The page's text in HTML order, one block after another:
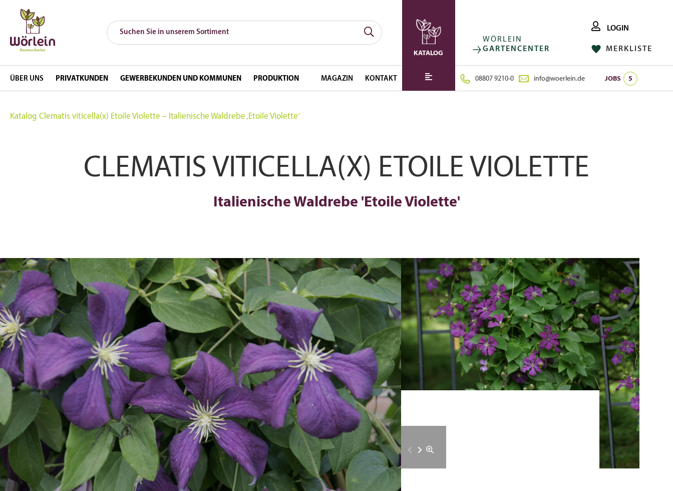
KATALOG
ÜBER UNS PRIVATKUNDEN GEWERBEKUNDEN UND KOMMUNEN PRODUKTION MAGAZIN KONTAKT
WÖRLEIN
GARTENCENTER
LOGIN
MERKLISTE
08807 9210-0 info@woerlein.de JOBS 5
FOLGE UNS AUF: INSTAGRAM FACEBOOK
Katalog Clematis viticella(x) Etoile Violette – Italienische Waldrebe ‚Etoile Violette‘
CLEMATIS VITICELLA(X) ETOILE VIOLETTE
Italienische Waldrebe 'Etoile Violette'